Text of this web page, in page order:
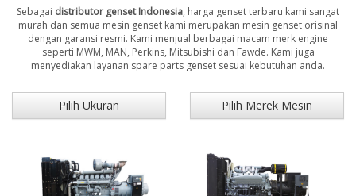
Sebagai distributor genset Indonesia, harga genset terbaru kami sangat
murah dan semua mesin genset kami merupakan mesin genset orisinal
dengan garansi resmi. Kami menjual berbagai macam merk engine
seperti MWM, MAN, Perkins, Mitsubishi dan Fawde. Kami juga
menyediakan layanan spare parts genset sesuai kebutuhan anda.
Pilih Ukuran Pilih Merek Mesin